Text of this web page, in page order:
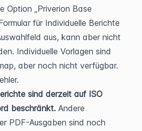
Option „Priverion Base
für Individuelle Berichte
aus, kann aber nicht
Individuelle Vorlagen sind
aber noch nicht verfügbar.
sind derzeit auf ISO
beschränkt. Andere
PDF-Ausgaben sind noch